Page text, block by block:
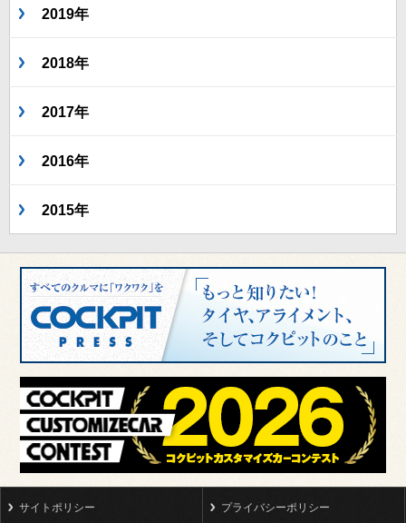
2019年
2018年
2017年
2016年
2015年
サイトポリシー プライバシーポリシー